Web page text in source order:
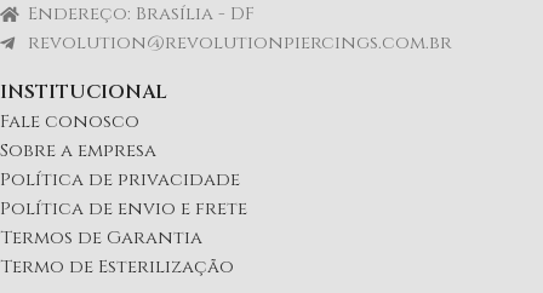
Endereço: Brasília - DF
revolution@revolutionpiercings.com.br
INSTITUCIONAL
Fale conosco
Sobre a empresa
Política de privacidade
Política de envio e frete
Termos de Garantia
Termo de Esterilização